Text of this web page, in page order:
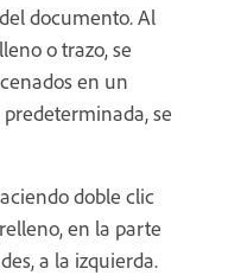
documento. Al
o trazo, se
en un
se
doble clic
en la parte
a la izquierda.